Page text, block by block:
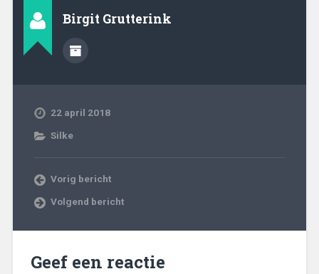
Birgit Grutterink
22 april 2018
Silke
Vorig bericht
Volgend bericht
Geef een reactie